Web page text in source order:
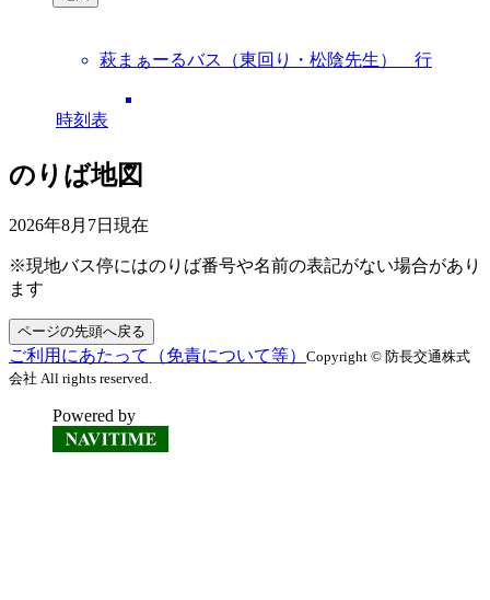
萩まぁーるバス（東回り・松陰先生） 行
時刻表
のりば地図
2026年8月7日 現在
※現地バス停にはのりば番号や名前の表記がない場合があり
ます
ページの先頭へ戻る
ご利用にあたって（免責について等） Copyright © 防長交通株式
会社 All rights reserved.
Powered by